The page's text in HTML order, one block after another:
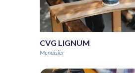
CVG LIGNUM
Menuisier